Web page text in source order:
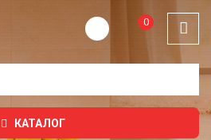
0
КАТАЛОГ